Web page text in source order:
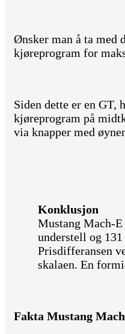
Ønsker man å ta med
kjøreprogram for
Siden dette er en GT,
kjøreprogram på
via knapper med
Konklusjon
Mustang Mach-
understell og
Prisdifferansen
skalaen. En
Fakta Mustang